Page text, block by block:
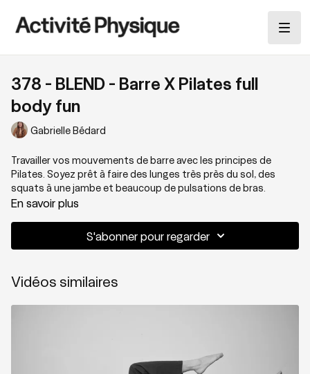
378 - BLEND - Barre X Pilates full
body fun
Gabrielle Bédard
Travailler vos mouvements de barre avec les principes de
Pilates. Soyez prêt à faire des lunges très près du sol, des
squats à une jambe et beaucoup de pulsations de bras.
En savoir plus
S'abonner pour regarder
Vidéos similaires